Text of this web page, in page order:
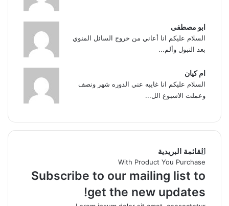
ابو مصطفى
السلام عليكم انا أعاني من خروج السائل المنوي
بعد التبول وألم...
ام كيان
السلام عليكم انا غايبه عني الدوره شهر ونصف
وعملت الاسبوع الل...
القائمة البريدية
With Product You Purchase
Subscribe to our mailing list to
get the new updates!